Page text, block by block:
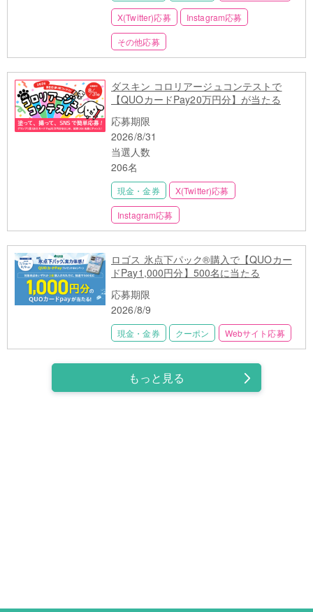
X(Twitter)応募 Instagram応募
その他応募
ダスキン コロリアージュコンテストで
【QUOカードPay20万円分】が当たる
応募期限
2026/8/31
当選人数
206名
現金・金券 X(Twitter)応募
Instagram応募
ロゴス 氷点下パック®購入で【QUOカー
ドPay1,000円分】500名に当たる
応募期限
2026/8/9
現金・金券 クーポン Webサイト応募
もっと見る